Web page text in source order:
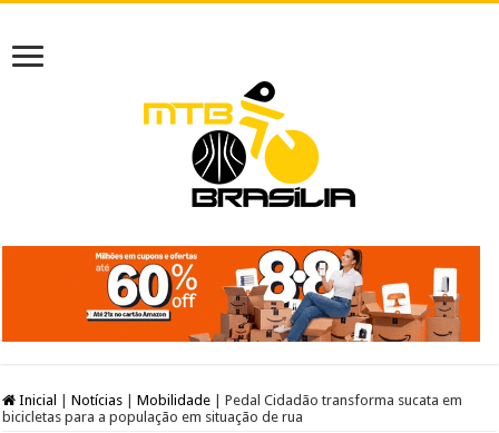
Inicial Notícias Mobilidade
Pedal Cidadão transforma sucata em
bicicletas para a população em situação de rua